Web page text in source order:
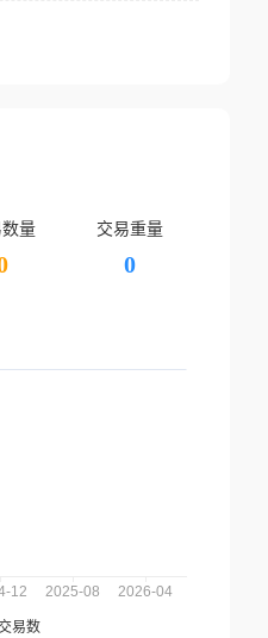
量 交易重量
0